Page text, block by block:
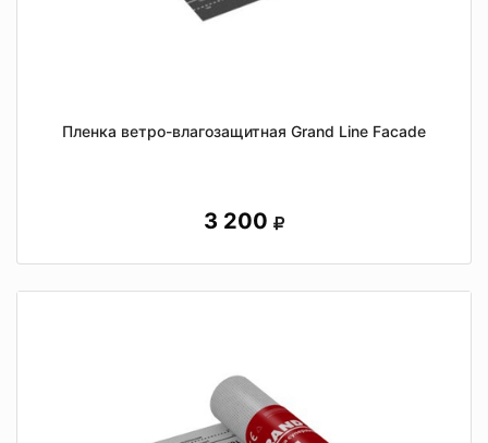
Пленка ветро-влагозащитная Grand Line Facade
3 200